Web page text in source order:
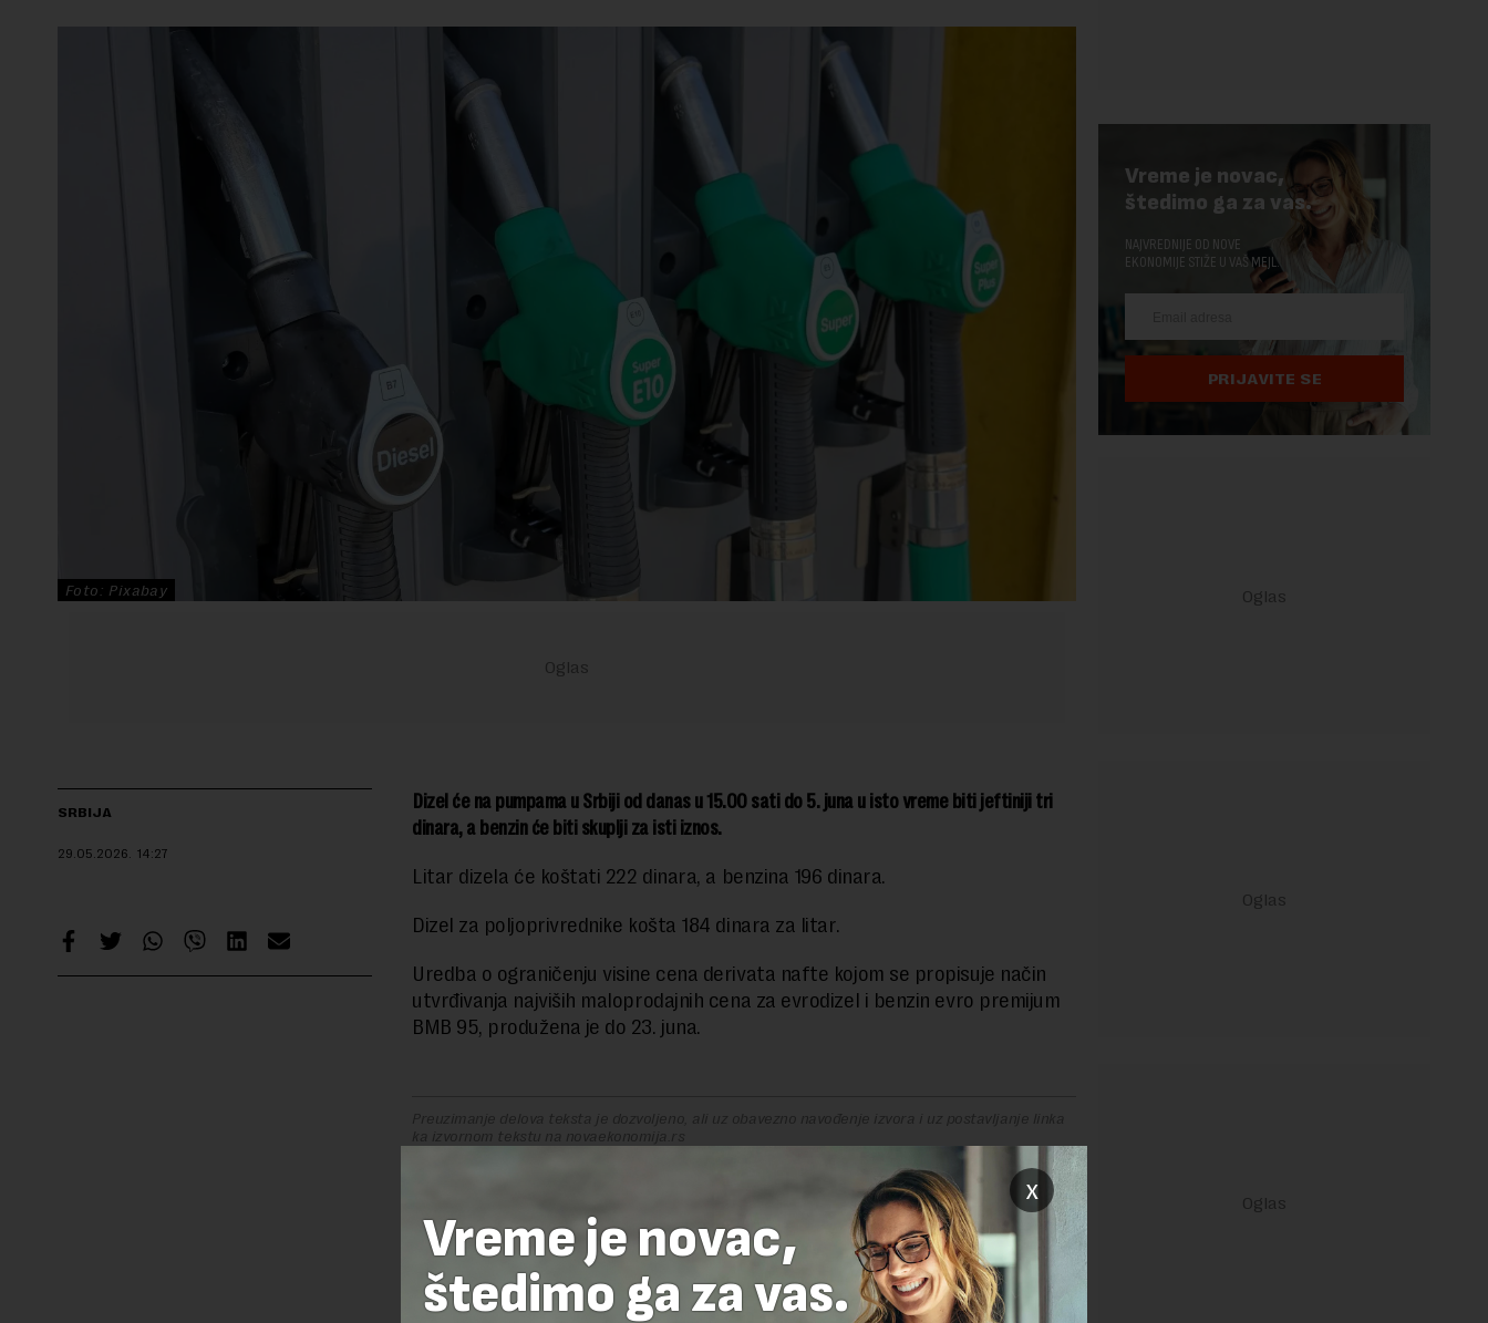
Foto: Pixabay
SRBIJA
29.05.2026. 14:27
Dizel će na pumpama u Srbiji od danas u 15.00 sati do 5. juna u isto vreme biti jeftiniji tri
dinara, a benzin će biti skuplji za isti iznos.
Litar dizela će koštati 222 dinara, a benzina 196 dinara.
Dizel za poljoprivrednike košta 184 dinara za litar.
Uredba o ograničenju visine cena derivata nafte kojom se propisuje način
utvrđivanja najviših maloprodajnih cena za evrodizel i benzin evro premijum
BMB 95, produžena je do 23. juna.
Preuzimanje delova teksta je dozvoljeno, ali uz obavezno navođenje izvora i uz postavljanje linka
ka izvornom tekstu na novaekonomija.rs
CENE GORIVA
Vreme je novac,
štedimo ga za vas.
NAJVREDNIJE OD NOVE
EKONOMIJE STIŽE U VAŠ MEJL.
PRIJAVITE SE
x
Vreme je novac,
štedimo ga za vas.